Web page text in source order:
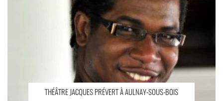
THÉÂTRE JACQUES PRÉVERT À AULNAY-SOUS-BOIS